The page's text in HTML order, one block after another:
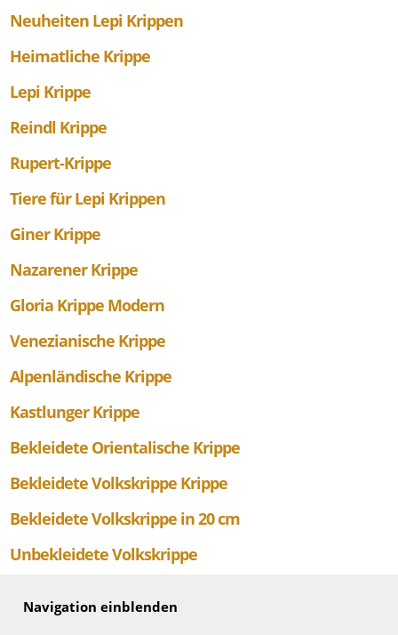
Neuheiten Lepi Krippen
Heimatliche Krippe
Lepi Krippe
Reindl Krippe
Rupert-Krippe
Tiere für Lepi Krippen
Giner Krippe
Nazarener Krippe
Gloria Krippe Modern
Venezianische Krippe
Alpenländische Krippe
Kastlunger Krippe
Bekleidete Orientalische Krippe
Bekleidete Volkskrippe Krippe
Bekleidete Volkskrippe in 20 cm
Unbekleidete Volkskrippe
Navigation einblenden